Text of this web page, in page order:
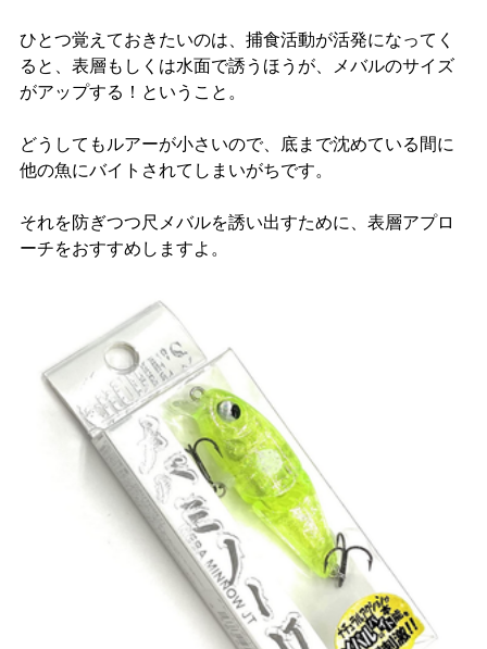
ひとつ覚えておきたいのは、捕食活動が活発になってく
ると、表層もしくは水面で誘うほうが、メバルのサイズ
がアップする！ということ。
どうしてもルアーが小さいので、底まで沈めている間に
他の魚にバイトされてしまいがちです。
それを防ぎつつ尺メバルを誘い出すために、表層アプロ
ーチをおすすめしますよ。